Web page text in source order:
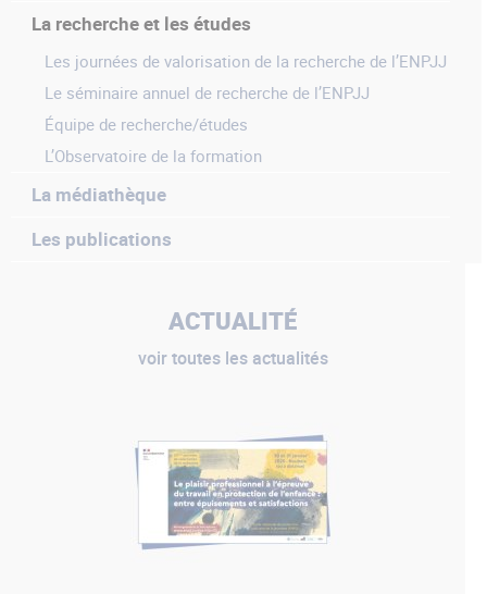
La recherche et les études
Les journées de valorisation de la recherche de l’ENPJJ
Le séminaire annuel de recherche de l’ENPJJ
Équipe de recherche/études
L’Observatoire de la formation
La médiathèque
Les publications
ACTUALITÉ
voir toutes les actualités